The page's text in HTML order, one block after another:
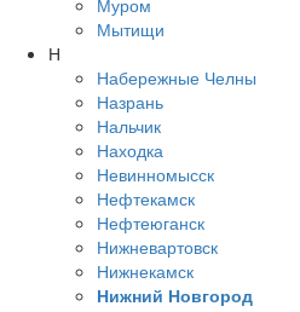
Муром
Мытищи
Н
Набережные Челны
Назрань
Нальчик
Находка
Невинномысск
Нефтекамск
Нефтеюганск
Нижневартовск
Нижнекамск
Нижний Новгород